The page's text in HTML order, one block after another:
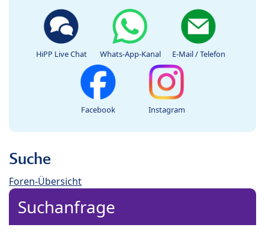
HiPP Live Chat Whats-App-Kanal E-Mail / Telefon
Facebook Instagram
Suche
Foren-Übersicht
Suchanfrage